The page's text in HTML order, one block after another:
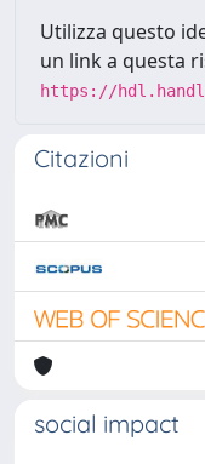
Utilizza questo
un link a questa
https://
Citazioni
social impact